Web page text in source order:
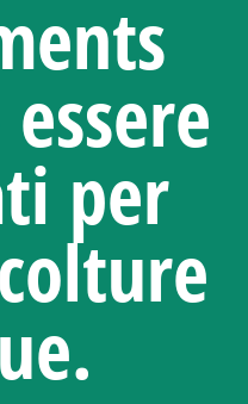
per